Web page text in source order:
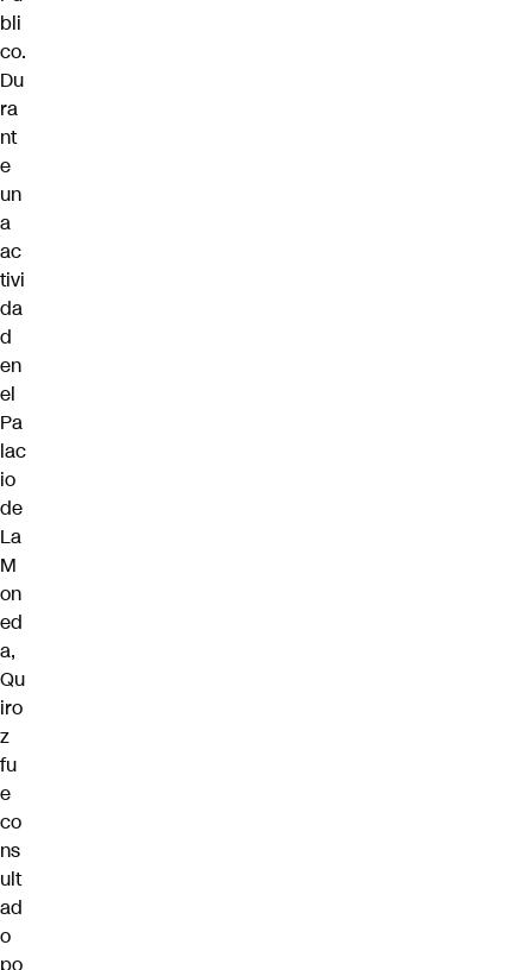
bli
co.
Du
ra
nt
e
un
a
ac
tivi
da
d
en
el
Pa
lac
io
de
La
M
on
ed
a,
Qu
iro
z
fu
e
co
ns
ult
ad
o
po